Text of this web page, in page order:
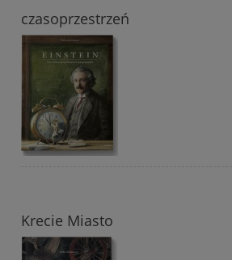
czasoprzestrzeń
Krecie Miasto